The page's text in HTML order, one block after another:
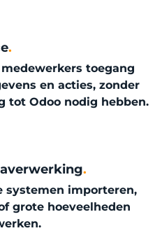
.
toegang
en acties, zonder
tot Odoo nodig hebben.
.
systemen importeren,
grote hoeveelheden